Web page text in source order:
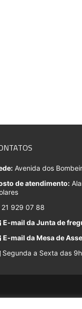
Avenida dos
de atendimento:
929 07 88
E-mail da Junta de
E-mail da Mesa de
Segunda a Sexta das